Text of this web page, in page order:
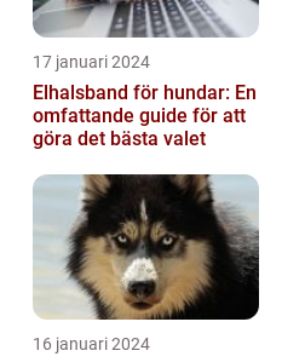
17 januari 2024
Elhalsband för hundar: En
omfattande guide för att
göra det bästa valet
16 januari 2024